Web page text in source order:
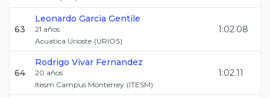
63
Leonardo Garcia Gentile
21 años
Acuatica Urioste (URIOS)
1:02.08
64
Rodrigo Vivar Fernandez
20 años
Itesm Campus Monterrey (ITESM)
1:02.11